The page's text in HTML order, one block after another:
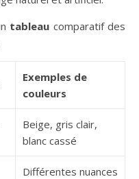
tableau comparatif des
Exemples de
couleurs
Beige, gris clair,
blanc cassé
Différentes nuances